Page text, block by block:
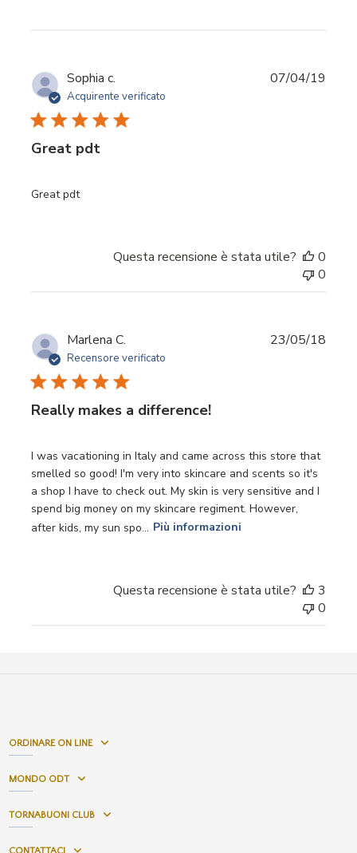
Sophia c.
Acquirente verificato
Great pdt
Great pdt
07/04/19
Questa recensione è stata utile?
0
0
Marlena C.
Recensore verificato
Really makes a difference!
I was vacationing in Italy and came across this store that
smelled so good! I'm very into skincare and scents so it's
a shop I have to check out. My skin is very sensitive and I
spend big money on my skincare regiment. However,
after kids, my sun spo... Più informazioni
Data
23/05/18
Questa recensione è stata utile?
3
0
ORDINARE ON LINE
MONDO ODT
TORNABUONI CLUB